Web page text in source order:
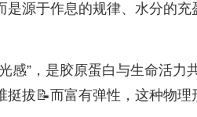
源于作息的规律、水分的充
感”，是胶原蛋白与生命活
拔📝而富有弹性，这种物